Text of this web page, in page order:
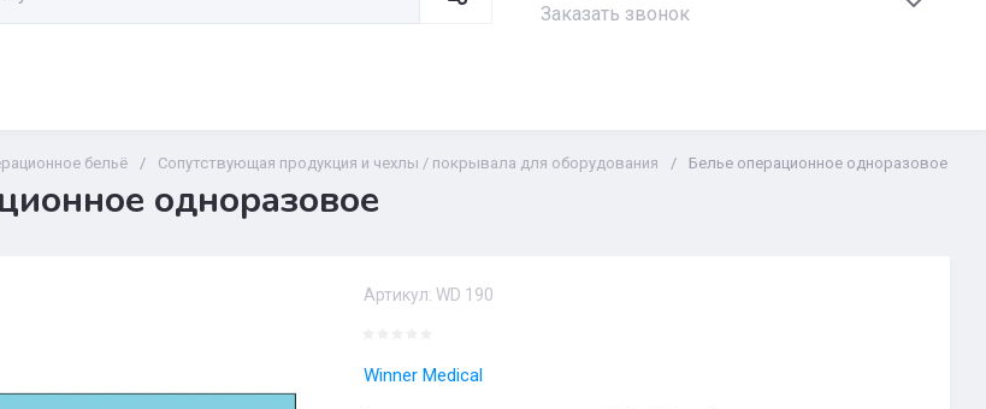
Заказать звонок
бельё / Сопутствующая продукция и чехлы / покрывала для оборудования / Белье операционное одноразовое
одноразовое
Артикул: WD 190
Winner Medical